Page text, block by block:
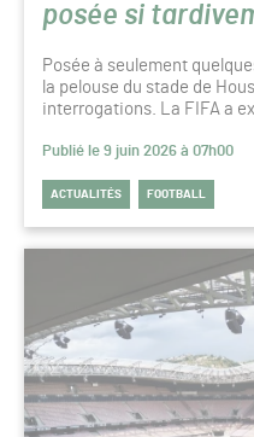
posée si
Posée à seulement
la pelouse du stade de
interrogations. La FIFA a
Publié le 9 juin 2026 à 07h00
ACTUALITÉS FOOTBALL